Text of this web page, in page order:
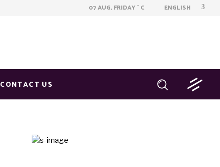
07 AUG, FRIDAY ° C ENGLISH
CONTACT US